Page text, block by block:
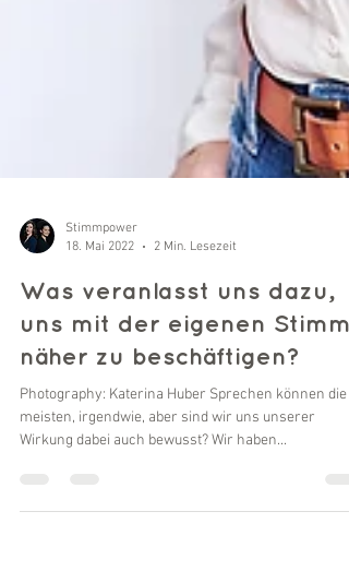
Stimmpower
Was veranlasst uns dazu,
uns mit der eigenen
näher zu beschäftigen?
Photography: Katerina Huber Sprechen können die